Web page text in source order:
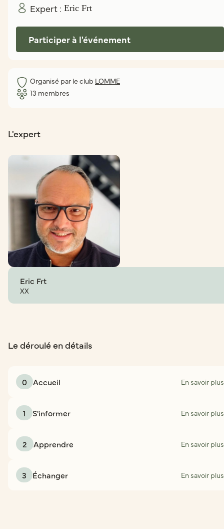
Expert : Eric Frt
Participer à l'événement
Organisé par le club LOMME
13 membres
L'expert
Eric Frt
XX
Le déroulé en détails
0 Accueil En savoir plus
1 S'informer En savoir plus
2 Apprendre En savoir plus
3 Échanger En savoir plus